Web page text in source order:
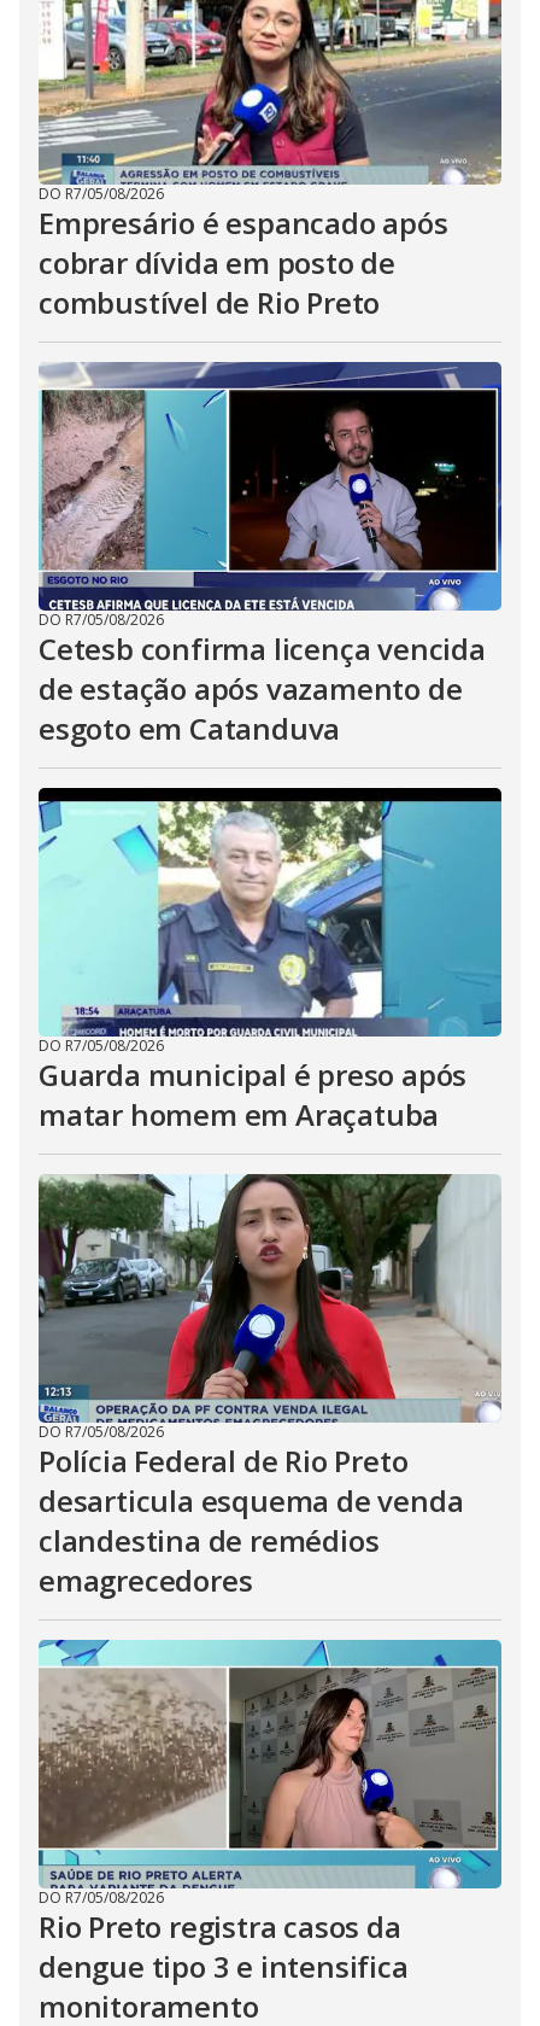
DO R7/05/08/2026
Empresário é espancado após
cobrar dívida em posto de
combustível de Rio Preto
DO R7/05/08/2026
Cetesb confirma licença vencida
de estação após vazamento de
esgoto em Catanduva
DO R7/05/08/2026
Guarda municipal é preso após
matar homem em Araçatuba
DO R7/05/08/2026
Polícia Federal de Rio Preto
desarticula esquema de venda
clandestina de remédios
emagrecedores
DO R7/05/08/2026
Rio Preto registra casos da
dengue tipo 3 e intensifica
monitoramento